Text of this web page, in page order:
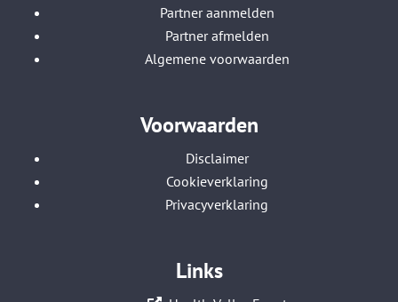
Partner aanmelden
Partner afmelden
Algemene voorwaarden
Voorwaarden
Disclaimer
Cookieverklaring
Privacyverklaring
Links